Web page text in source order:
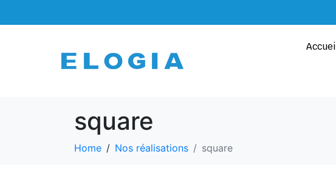
Accueil
square
Home Nos réalisations square